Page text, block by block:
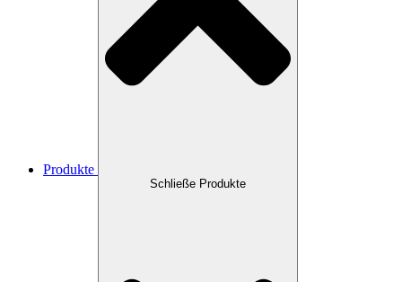
Produkte
Schließe Produkte